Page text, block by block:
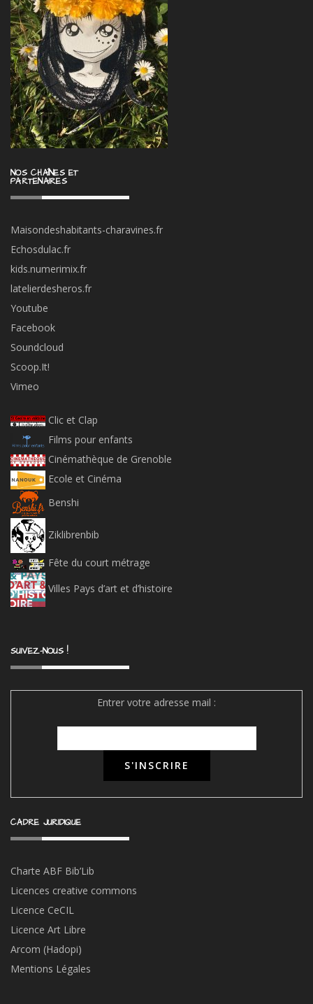
NOS CHAÎNES ET
PARTENAIRES
Maisondeshabitants-charavines.fr
Echosdulac.fr
kids.numerimix.fr
latelierdesheros.fr
Youtube
Facebook
Soundcloud
Scoop.It!
Vimeo
Clic et Clap
Films pour enfants
Cinémathèque de Grenoble
Ecole et Cinéma
Benshi
Ziklibrenbib
Fête du court métrage
Villes Pays d’art et d’histoire
SUIVEZ-NOUS !
Entrer votre adresse mail :
CADRE JURIDIQUE
Charte ABF Bib’Lib
Licences creative commons
Licence CeCIL
Licence Art Libre
Arcom (Hadopi)
Mentions Légales